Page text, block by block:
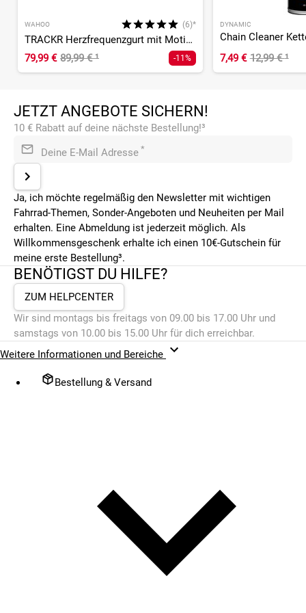
WAHOO (6)*
TRACKR Herzfrequenzgurt mit Motion & Memory
79,99 € 89,99 €¹ -11%
DYNAMIC
7,49 € 12,99 €¹
JETZT ANGEBOTE SICHERN!
10 € Rabatt auf deine nächste Bestellung!³
Deine E-Mail Adresse *
Ja, ich möchte regelmäßig den Newsletter mit wichtigen
Fahrrad-Themen, Sonder-Angeboten und Neuheiten per Mail
erhalten. Eine Abmeldung ist jederzeit möglich. Als
Willkommensgeschenk erhalte ich einen 10€-Gutschein für
meine erste Bestellung³.
BENÖTIGST DU HILFE?
ZUM HELPCENTER
Wir sind montags bis freitags von 09.00 bis 17.00 Uhr und
samstags von 10.00 bis 15.00 Uhr für dich erreichbar.
Weitere Informationen und Bereiche
Bestellung & Versand